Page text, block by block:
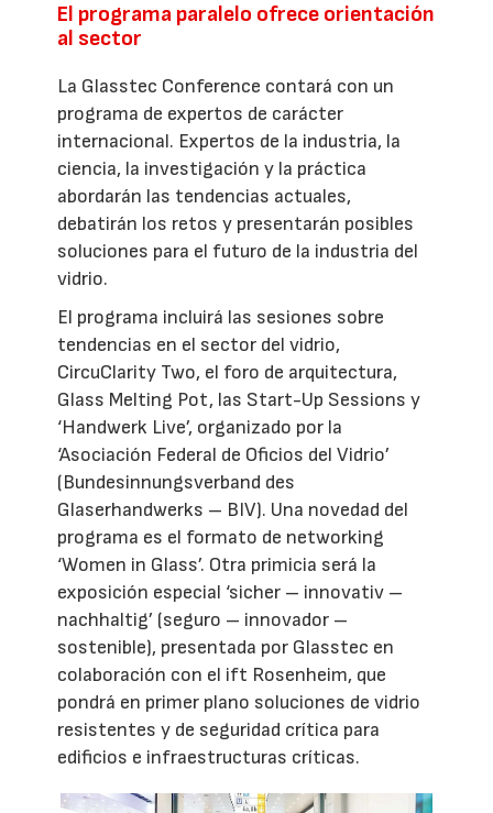
El programa paralelo ofrece orientación
al sector
La Glasstec Conference contará con un
programa de expertos de carácter
internacional. Expertos de la industria, la
ciencia, la investigación y la práctica
abordarán las tendencias actuales,
debatirán los retos y presentarán posibles
soluciones para el futuro de la industria del
vidrio.
El programa incluirá las sesiones sobre
tendencias en el sector del vidrio,
CircuClarity Two, el foro de arquitectura,
Glass Melting Pot, las Start-Up Sessions y
‘Handwerk Live’, organizado por la
‘Asociación Federal de Oficios del Vidrio’
(Bundesinnungsverband des
Glaserhandwerks – BIV). Una novedad del
programa es el formato de networking
‘Women in Glass’. Otra primicia será la
exposición especial ‘sicher – innovativ –
nachhaltig’ (seguro – innovador –
sostenible), presentada por Glasstec en
colaboración con el ift Rosenheim, que
pondrá en primer plano soluciones de vidrio
resistentes y de seguridad crítica para
edificios e infraestructuras críticas.